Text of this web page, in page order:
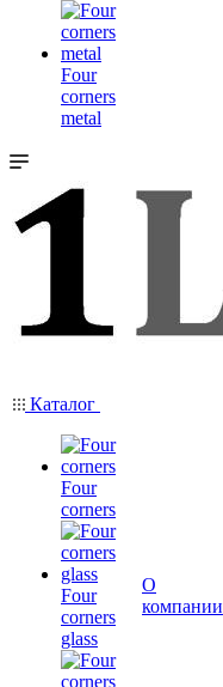
Four
corners
metal
Каталог
Four
corners
Four
corners
glass
О
компании